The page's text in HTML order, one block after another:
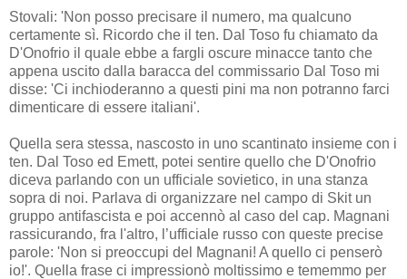
Stovali: 'Non posso precisare il numero, ma qualcuno
certamente sì. Ricordo che il ten. Dal Toso fu chiamato da
D'Onofrio il quale ebbe a fargli oscure minacce tanto che
appena uscito dalla baracca del commissario Dal Toso mi
disse: 'Ci inchioderanno a questi pini ma non potranno farci
dimenticare di essere italiani'.
Quella sera stessa, nascosto in uno scantinato insieme con i
ten. Dal Toso ed Emett, potei sentire quello che D'Onofrio
diceva parlando con un ufficiale sovietico, in una stanza
sopra di noi. Parlava di organizzare nel campo di Skit un
gruppo antifascista e poi accennò al caso del cap. Magnani
rassicurando, fra l'altro, l’ufficiale russo con queste precise
parole: 'Non si preoccupi del Magnani! A quello ci penserò
io!'. Quella frase ci impressionò moltissimo e tememmo per